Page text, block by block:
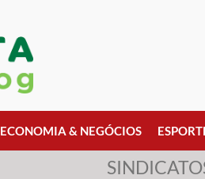
ECONOMIA & NEGÓCIOS